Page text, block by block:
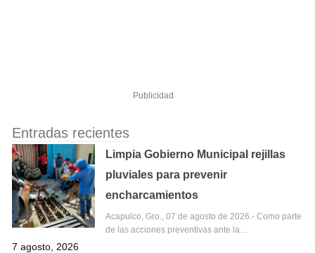
Publicidad
Entradas recientes
Limpia Gobierno Municipal rejillas
pluviales para prevenir
encharcamientos
Acapulco, Gro., 07 de agosto de 2026.- Como parte
de las acciones preventivas ante la…
7 agosto, 2026